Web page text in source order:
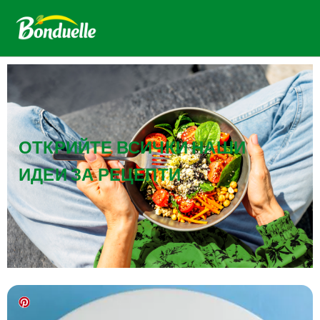
ОТКРИЙТЕ ВСИЧКИ НАШИ
ИДЕИ ЗА РЕЦЕПТИ